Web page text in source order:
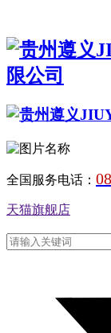
全国服务电话：
天猫旗舰店